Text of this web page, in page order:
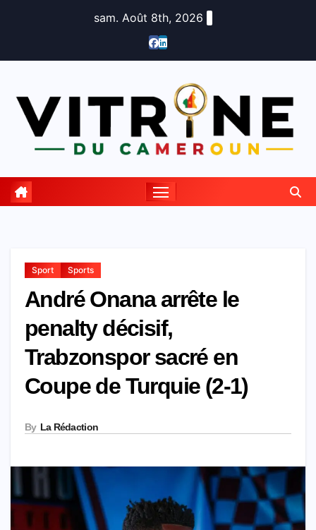
sam. Août 8th, 2026
Sport Sports
André Onana arrête le
penalty décisif,
Trabzonspor sacré en
Coupe de Turquie (2-1)
By La Rédaction